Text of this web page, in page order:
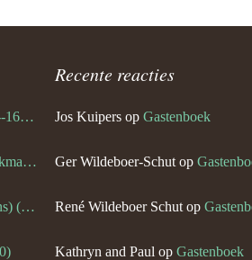
Lijsbet / Lijsie Bassant (--1687)
Trijntge Jaecqman / Jaackman (--1651)
Barber Martens (Maertens) (--1658)
Recente reacties
Jos Kuipers op Gastenboek
Ger Wildeboer-Schut op
René Wildeboer Schut op
Kathryn and Paul op Gastenboek